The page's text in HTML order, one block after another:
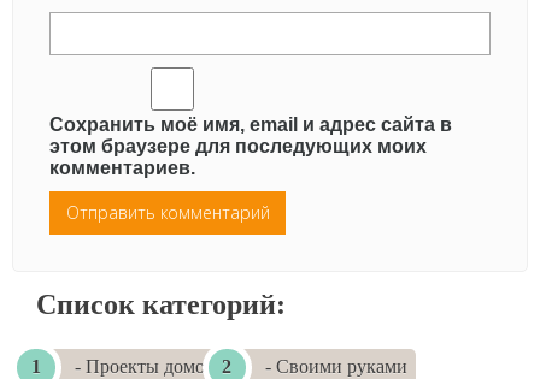
Сохранить моё имя, email и адрес сайта в
этом браузере для последующих моих
комментариев.
Список категорий:
- Проекты домов - Своими руками